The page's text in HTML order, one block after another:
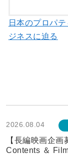
日本のプロパ
ジネスに迫る
2026.08.04
【長編映画企
Contents ＆